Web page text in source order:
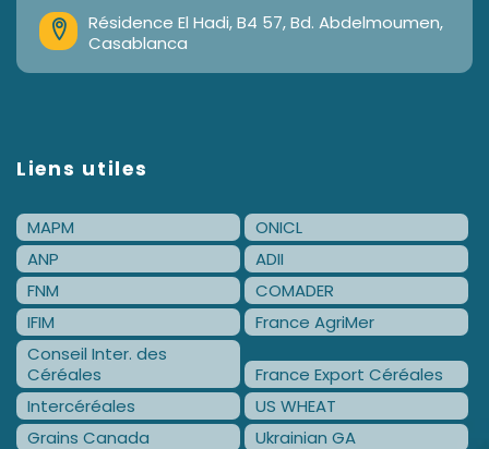
Résidence El Hadi, B4 57, Bd. Abdelmoumen,
Casablanca
Liens utiles
MAPM
ONICL
ANP
ADII
FNM
COMADER
IFIM
France AgriMer
Conseil Inter. des
Céréales
France Export Céréales
Intercéréales
US WHEAT
Grains Canada
Ukrainian GA